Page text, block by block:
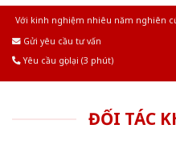
Với kinh nghiệm nhiêu năm nghiên
Gửi yêu cầu tư vấn
Yêu cầu gọi lại (3 phút)
ĐỐI TÁC